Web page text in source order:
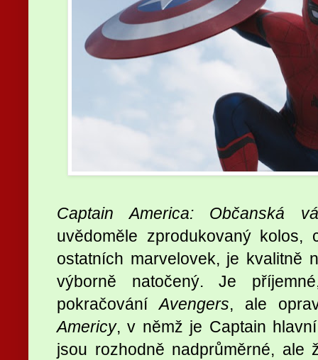
Captain America: Občanská
uvědoměle zprodukovaný
ostatních marvelovek, je kvalitně
výborně natočený. Je
pokračováníAvengers, ale
Americy, v němž je Captain
jsou rozhodně nadprůměrné, ale